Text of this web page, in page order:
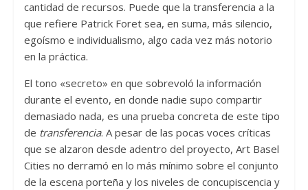
cantidad de recursos. Puede que la transferencia a la
que refiere Patrick Foret sea, en suma, más silencio,
egoísmo e individualismo, algo cada vez más notorio
en la práctica.
El tono «secreto» en que sobrevoló la información
durante el evento, en donde nadie supo compartir
demasiado nada, es una prueba concreta de este tipo
de transferencia. A pesar de las pocas voces críticas
que se alzaron desde adentro del proyecto, Art Basel
Cities no derramó en lo más mínimo sobre el conjunto
de la escena porteña y los niveles de concupiscencia y